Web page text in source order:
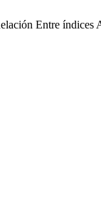
Entre